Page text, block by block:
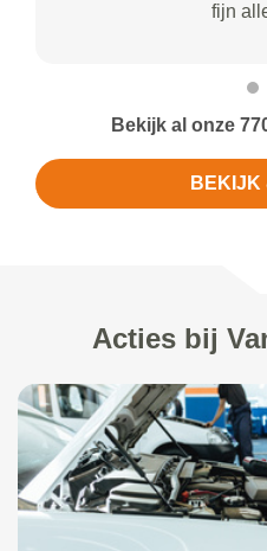
fijn
Bekijk al onze
BEKIJK
Acties bij